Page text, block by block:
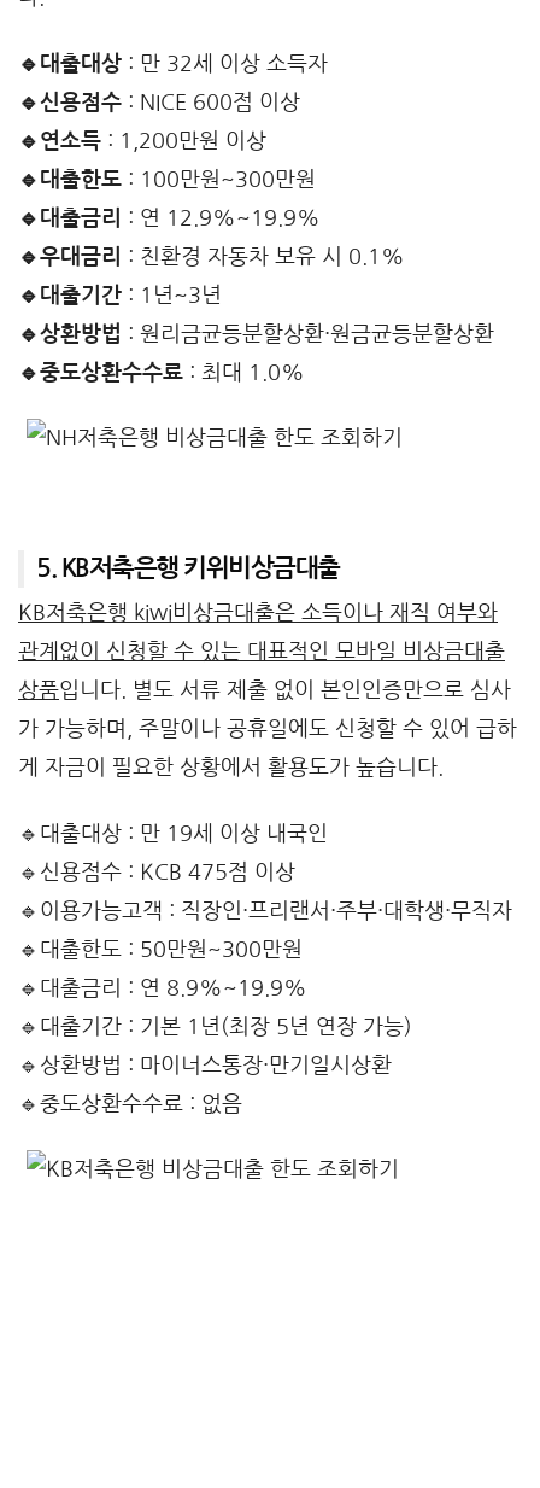
🔹대출대상 : 만 32세 이상 소득자
🔹신용점수 : NICE 600점 이상
🔹연소득 : 1,200만원 이상
🔹대출한도 : 100만원~300만원
🔹대출금리
: 연 12.9%~19.9%
🔹우대금리
: 친환경 자동차 보유 시 0.1%
🔹대출기간 : 1년~3년
🔹상환방법 : 원리금균등분할상환·원금균등분할상환
🔹중도상환수수료 : 최대 1.0%
5. KB저축은행 키위비상금대출
KB저축은행 kiwi비상금대출은 소득이나 재직 여부와
관계없이 신청할 수 있는 대표적인 모바일 비상금대출
상품입니다. 별도 서류 제출 없이 본인인증만으로 심사
가 가능하며, 주말이나 공휴일에도 신청할 수 있어 급하
게 자금이 필요한 상황에서 활용도가 높습니다.
🔹대출대상 : 만 19세 이상 내국인
🔹신용점수 : KCB 475점 이상
🔹이용가능고객 : 직장인·프리랜서·주부·대학생·무직자
🔹대출한도 : 50만원~300만원
🔹대출금리 : 연 8.9%~19.9%
🔹대출기간 : 기본 1년(최장 5년 연장 가능)
🔹상환방법 : 마이너스통장·만기일시상환
🔹중도상환수수료 : 없음